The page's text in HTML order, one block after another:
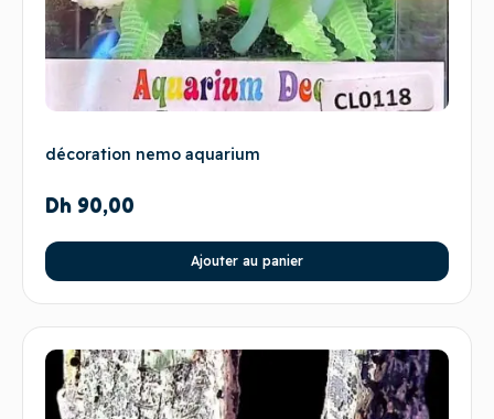
décoration nemo aquarium
Dh 90,00
Ajouter au panier